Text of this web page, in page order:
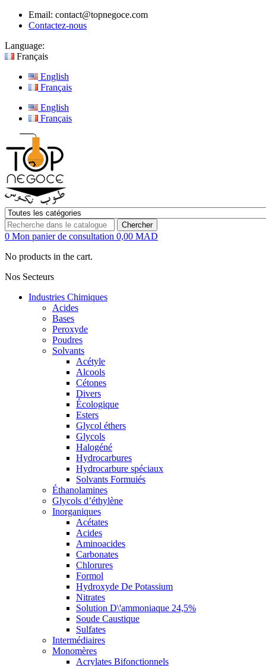
Email: contact@topnegoce.com
Contactez-nous
Language:
Français
English
Français
English
Français
Chercher
0 Mon panier de consultation 0,00 MAD
No products in the cart.
Nos Secteurs
Industries Chimiques
Acides
Bases
Peroxyde
Poudres
Solvants
Acétyle
Alcools
Cétones
Divers
Écologique
Esters
Glycol éthers
Glycols
Halogéné
Hydrocarbures
Hydrocarbure spéciaux
Solvants Formuiés
Éthanolamines
Glycols d’éthylène
Inorganiques
Acétates
Acides
Aminoacides
Carbonates
Chlorures
Formol
Hydroxyde De Potassium
Nitrates
Solution D\'ammoniaque 24,5%
Soude Caustique
Sulfates
Intermédiaires
Monomères
Acrylates Bifonctionnels